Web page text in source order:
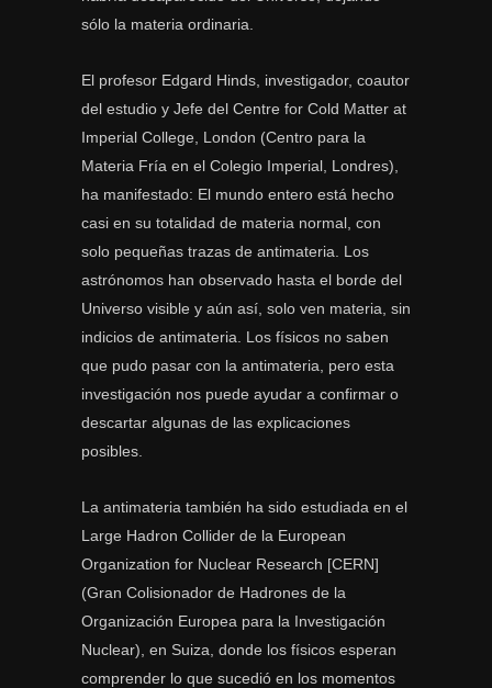
sólo la materia ordinaria.
El profesor Edgard Hinds, investigador, coautor
del estudio y Jefe del Centre for Cold Matter at
Imperial College, London (Centro para la
Materia Fría en el Colegio Imperial, Londres),
ha manifestado: El mundo entero está hecho
casi en su totalidad de materia normal, con
solo pequeñas trazas de antimateria. Los
astrónomos han observado hasta el borde del
Universo visible y aún así, solo ven materia, sin
indicios de antimateria. Los físicos no saben
que pudo pasar con la antimateria, pero esta
investigación nos puede ayudar a confirmar o
descartar algunas de las explicaciones
posibles.
La antimateria también ha sido estudiada en el
Large Hadron Collider de la European
Organization for Nuclear Research [CERN]
(Gran Colisionador de Hadrones de la
Organización Europea para la Investigación
Nuclear), en Suiza, donde los físicos esperan
comprender lo que sucedió en los momentos